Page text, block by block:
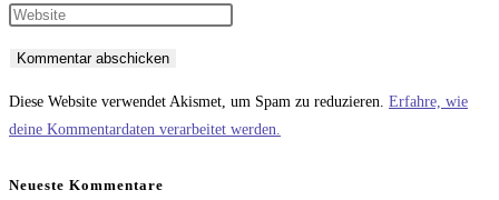
Namen
zum
Kommentieren
deine
Adresse
zum
ein
Gib
URL
ein
Diese Website verwendet Akismet, um Spam zu reduzieren. Erfahre, wie
deine Kommentardaten verarbeitet werden.
Neueste Kommentare